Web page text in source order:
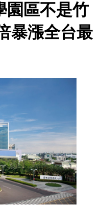
園區不是竹
暴漲全台最